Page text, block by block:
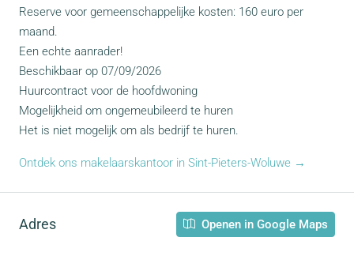
Reserve voor gemeenschappelijke kosten: 160 euro per
maand.
Een echte aanrader!
Beschikbaar op 07/09/2026
Huurcontract voor de hoofdwoning
Mogelijkheid om ongemeubileerd te huren
Het is niet mogelijk om als bedrijf te huren.
Ontdek ons makelaarskantoor in Sint-Pieters-Woluwe →
Adres Openen in Google Maps